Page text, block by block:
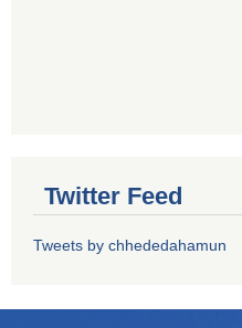
Twitter Feed
Tweets by chhededahamun